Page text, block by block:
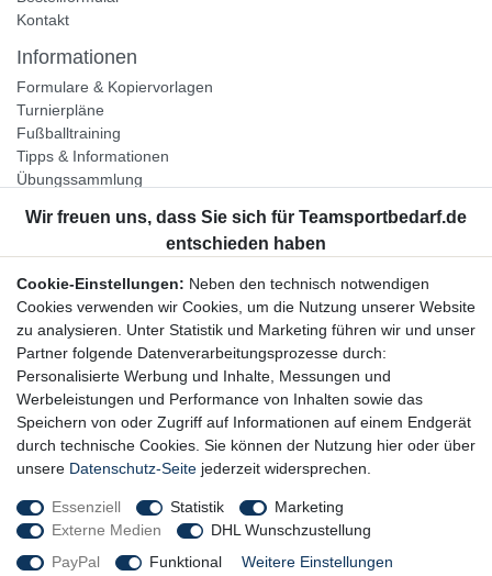
Kontakt
Informationen
Formulare & Kopiervorlagen
Turnierpläne
Fußballtraining
Tipps & Informationen
Übungssammlung
Unternehmen
Widerrufsrecht
Bestellung widerrufen
Datenschutzerklärung
AGB
Impressum
Newsletter
Newsletter-Anmeldung
Cookie-Einstellungen: Neben den technisch notwendigen
Cookies verwenden wir Cookies, um die Nutzung unserer Website
zu analysieren. Unter Statistik und Marketing führen wir und unser
Partner folgende Datenverarbeitungsprozesse durch:
Personalisierte Werbung und Inhalte, Messungen und
Werbeleistungen und Performance von Inhalten sowie das
Speichern von oder Zugriff auf Informationen auf einem Endgerät
durch technische Cookies. Sie können der Nutzung hier oder über
unsere Datenschutz-Seite jederzeit widersprechen.
Essenziell Statistik
Marketing
Externe Medien
DHL Wunschzustellung
PayPal
Funktional Weitere Einstellungen